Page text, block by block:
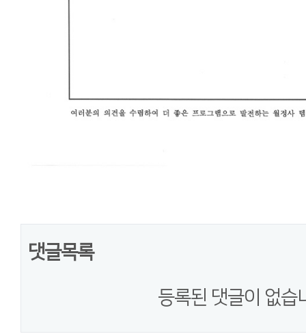
댓글목록
등록된 댓글이 없습